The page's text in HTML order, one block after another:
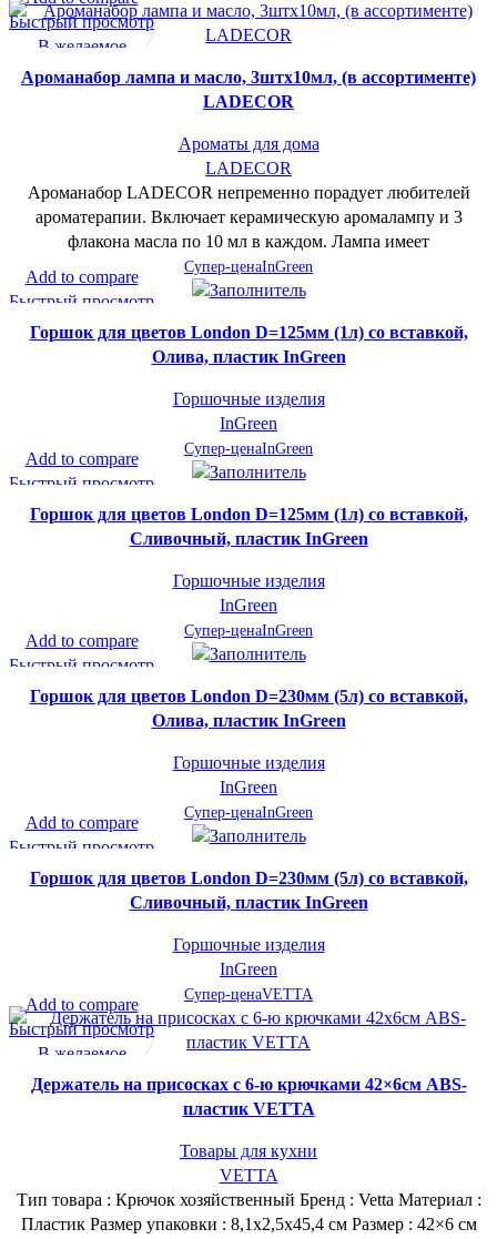
Быстрый просмотр
В желаемое
Ароманабор лампа и масло, 3штx10мл, (в ассортименте)
LADECOR
Ароматы для дома
LADECOR
Ароманабор LADECOR непременно порадует любителей
ароматерапии. Включает керамическую аромалампу и 3
флакона масла по 10 мл в каждом. Лампа имеет
Супер-ценаInGreen
Add to compare
Быстрый просмотр
В желаемое
Горшок для цветов London D=125мм (1л) со вставкой,
Олива, пластик InGreen
Горшочные изделия
InGreen
Супер-ценаInGreen
Add to compare
Быстрый просмотр
В желаемое
Горшок для цветов London D=125мм (1л) со вставкой,
Сливочный, пластик InGreen
Горшочные изделия
InGreen
Супер-ценаInGreen
Add to compare
Быстрый просмотр
В желаемое
Горшок для цветов London D=230мм (5л) со вставкой,
Олива, пластик InGreen
Горшочные изделия
InGreen
Супер-ценаInGreen
Add to compare
Быстрый просмотр
В желаемое
Горшок для цветов London D=230мм (5л) со вставкой,
Сливочный, пластик InGreen
Горшочные изделия
InGreen
Супер-ценаVETTA
Add to compare
Быстрый просмотр
В желаемое
Держатель на присосках с 6-ю крючками 42×6см ABS-
пластик VETTA
Товары для кухни
VETTA
Тип товара : Крючок хозяйственный Бренд : Vetta Материал :
Пластик Размер упаковки : 8,1х2,5х45,4 см Размер : 42×6 см